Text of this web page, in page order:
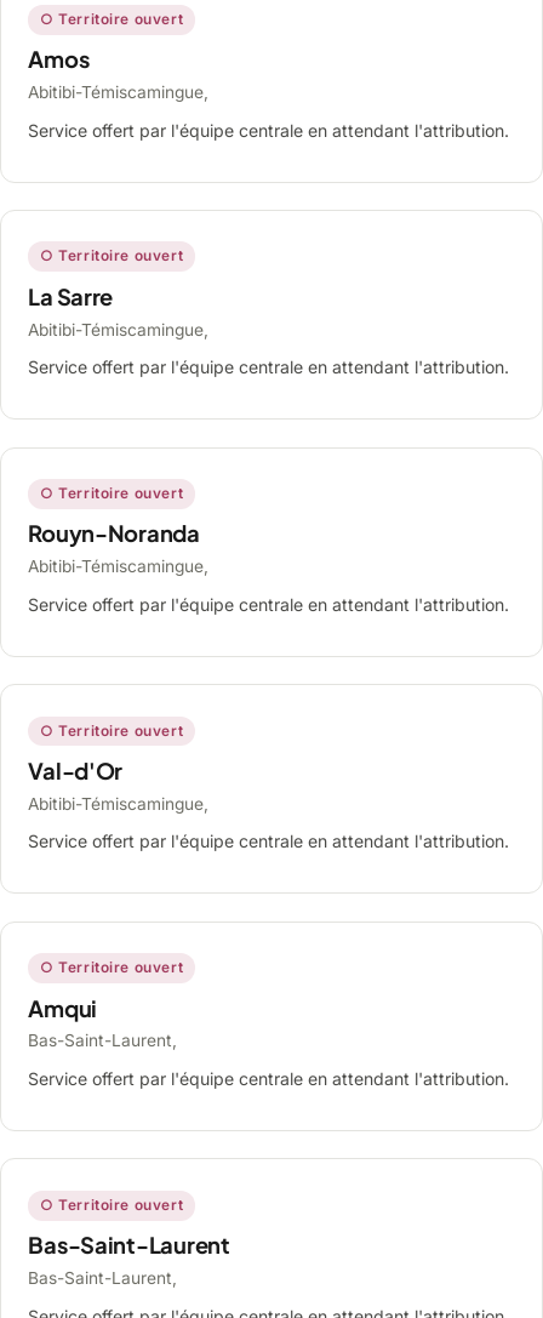
○ Territoire ouvert
Amos
Abitibi-Témiscamingue,
Service offert par l'équipe centrale en attendant l'attribution.
○ Territoire ouvert
La Sarre
Abitibi-Témiscamingue,
Service offert par l'équipe centrale en attendant l'attribution.
○ Territoire ouvert
Rouyn-Noranda
Abitibi-Témiscamingue,
Service offert par l'équipe centrale en attendant l'attribution.
○ Territoire ouvert
Val-d'Or
Abitibi-Témiscamingue,
Service offert par l'équipe centrale en attendant l'attribution.
○ Territoire ouvert
Amqui
Bas-Saint-Laurent,
Service offert par l'équipe centrale en attendant l'attribution.
○ Territoire ouvert
Bas-Saint-Laurent
Bas-Saint-Laurent,